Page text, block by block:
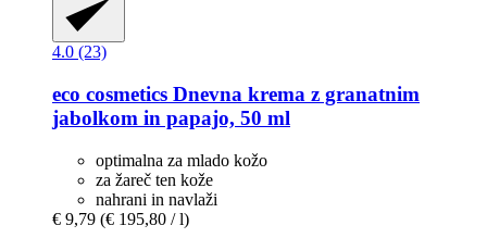
4.0 (23)
eco cosmetics Dnevna krema z granatnim
jabolkom in papajo, 50 ml
optimalna za mlado kožo
za žareč ten kože
nahrani in navlaži
€ 9,79 (€ 195,80 / l)